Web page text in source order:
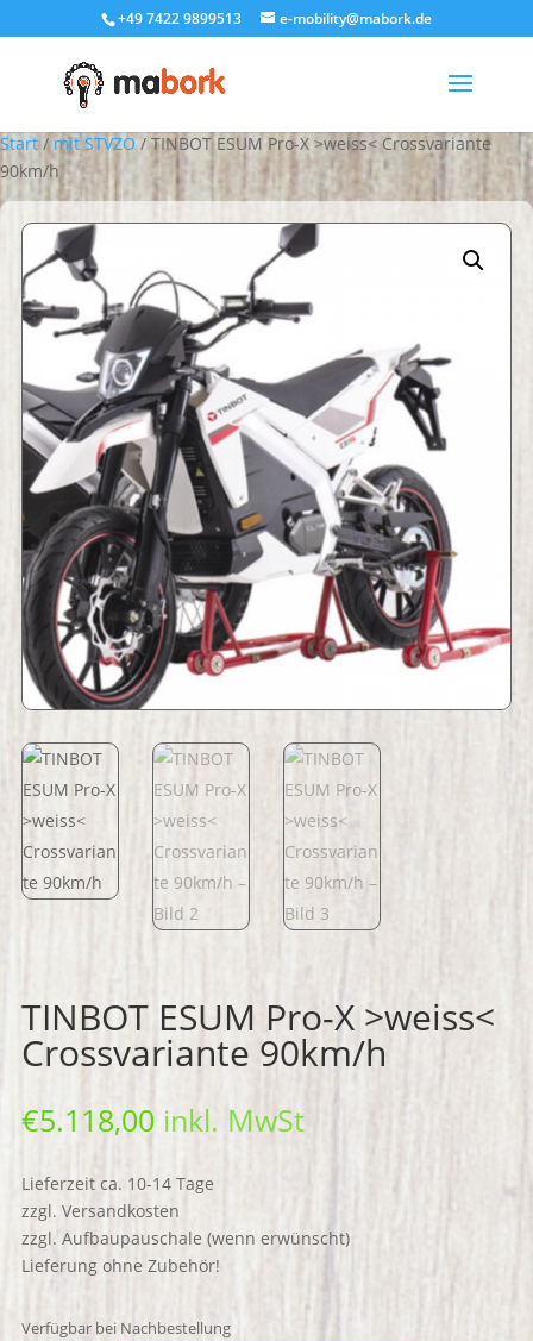
+49 7422 9899513 e-mobility@mabork.de
Start / mit STVZO/ TINBOT ESUM Pro-X >weiss< Crossvariante
90km/h
TINBOT ESUM Pro-X >weiss<
Crossvariante 90km/h
€5.118,00 inkl. MwSt
Lieferzeit ca. 10-14 Tage
zzgl. Versandkosten
zzgl. Aufbaupauschale (wenn erwünscht)
Lieferung ohne Zubehör!
Verfügbar bei Nachbestellung